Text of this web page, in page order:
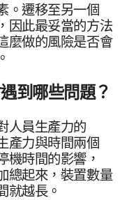
。​遷移​至​另​一​個​
因此​最​妥​當​的​方法​
麼​做​的​風險​是否​會​
到​哪些​問題？
人員​生​產力​的​
產力​與​時間​兩​個​
機​時間​的​影響，​
總​起來，​裝置​數量​
就​越長。